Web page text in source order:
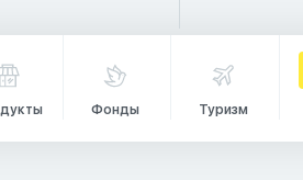
Фонды Туризм